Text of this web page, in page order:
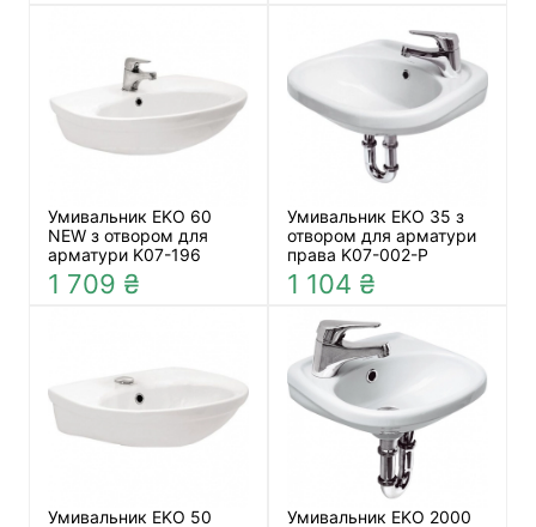
Умивальник EKO 60
NEW з отвором для
арматури K07-196
1 709 ₴
Умивальник EKO 35 з
отвором для арматури
права K07-002-P
1 104 ₴
Умивальник EKO 50
Умивальник EKO 2000